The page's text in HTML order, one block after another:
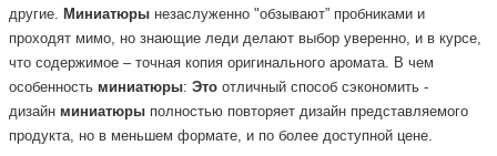
другие. Миниатюры незаслуженно "обзывают” пробниками и
проходят мимо, но знающие леди делают выбор уверенно, и в курсе,
что содержимое – точная копия оригинального аромата. В чем
особенность миниатюры: Это отличный способ сэкономить -
дизайн миниатюры полностью повторяет дизайн представляемого
продукта, но в меньшем формате, и по более доступной цене.